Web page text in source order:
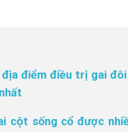
địa điểm điều trị gai
cột sống cổ được